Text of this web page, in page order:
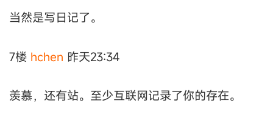
当然是写日记了。
7楼 hchen 昨天23:34
羡慕，还有站。至少互联网记录了你的存在。